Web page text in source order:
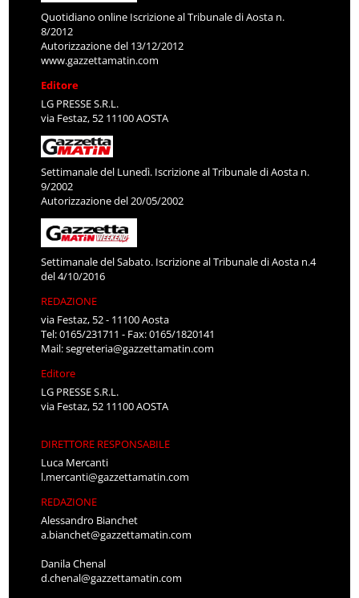
Quotidiano online Iscrizione al Tribunale di Aosta n.
8/2012
Autorizzazione del 13/12/2012
www.gazzettamatin.com
Editore
LG PRESSE S.R.L.
via Festaz, 52 11100 AOSTA
Settimanale del Lunedì. Iscrizione al Tribunale di Aosta n.
9/2002
Autorizzazione del 20/05/2002
Settimanale del Sabato. Iscrizione al Tribunale di Aosta n.4
del 4/10/2016
REDAZIONE
via Festaz, 52 - 11100 Aosta
Tel: 0165/231711 - Fax: 0165/1820141
Mail:segreteria@gazzettamatin.com
Editore
LG PRESSE S.R.L.
via Festaz, 52 11100 AOSTA
DIRETTORE RESPONSABILE
Luca Mercanti
l.mercanti@gazzettamatin.com
REDAZIONE
Alessandro Bianchet
a.bianchet@gazzettamatin.com
Danila Chenal
d.chenal@gazzettamatin.com